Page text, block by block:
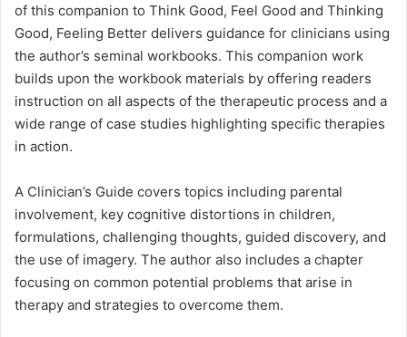
of this companion to Think Good, Feel Good and Thinking
Good, Feeling Better delivers guidance for clinicians using
the author’s seminal workbooks. This companion work
builds upon the workbook materials by offering readers
instruction on all aspects of the therapeutic process and a
wide range of case studies highlighting specific therapies
in action.
A Clinician’s Guide covers topics including parental
involvement, key cognitive distortions in children,
formulations, challenging thoughts, guided discovery, and
the use of imagery. The author also includes a chapter
focusing on common potential problems that arise in
therapy and strategies to overcome them.